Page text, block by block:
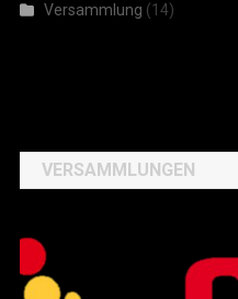
Versammlung (14)
VERSAMMLUNGEN